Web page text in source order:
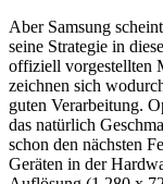
Aber Samsung
seine Strategie in
offiziell vorgestellten
zeichnen sich
guten Verarbeitung.
das natürlich
schon den nächsten
Geräten in der